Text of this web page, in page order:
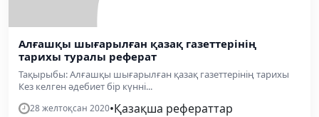
Алғашқы шығарылған қазақ газеттерінің
тарихы туралы реферат
Тақырыбы: Алғашқы шығарылған қазақ газеттерінің тарихы
Кез келген әдебиет бір күнні...
28 желтоқсан 2020•Қазақша рефераттар